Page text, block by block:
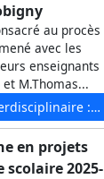
au procès
avec les
enseignants
M.Thomas...
: le Procès de Bobigny
en projets
scolaire 2025-